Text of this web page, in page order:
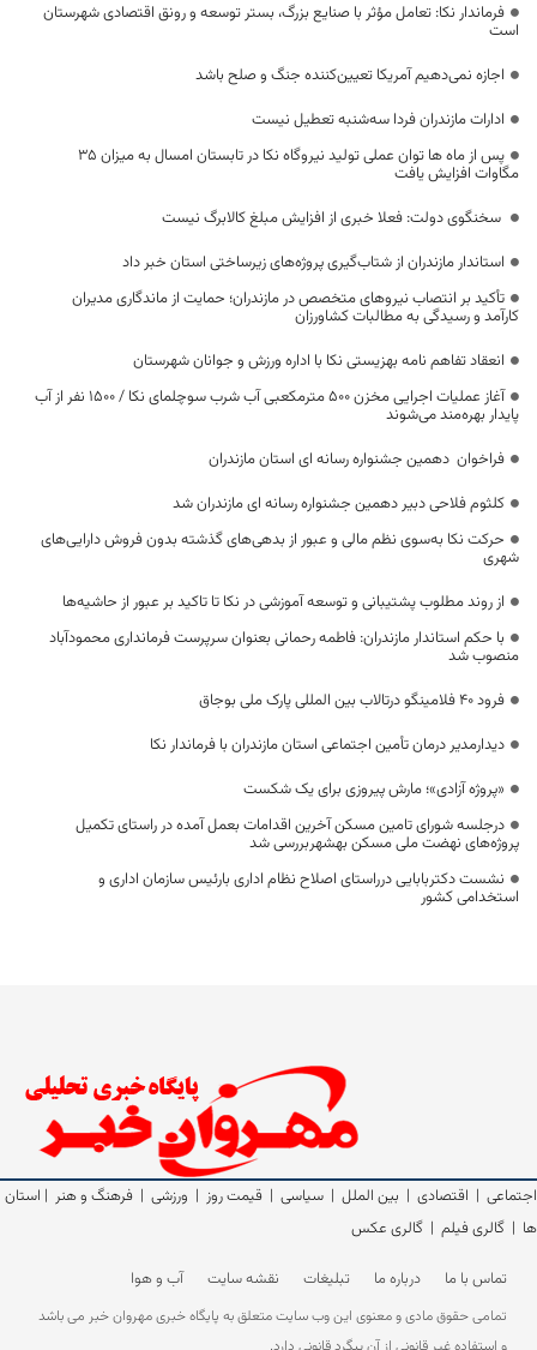
فرماندار نکا: تعامل مؤثر با صنایع بزرگ، بستر توسعه و رونق اقتصادی شهرستان
است
اجازه نمی‌دهیم آمریکا تعیین‌کننده جنگ و صلح باشد
ادارات مازندران فردا سه‌شنبه تعطیل نیست
پس از ماه ها توان عملی تولید نیروگاه نکا در تابستان امسال به میزان ۳۵
مگاوات افزایش یافت
سخنگوی دولت: فعلا خبری از افزایش مبلغ کالابرگ نیست
استاندار مازندران از شتاب‌گیری پروژه‌های زیرساختی استان خبر داد
تأکید بر انتصاب نیروهای متخصص در مازندران؛ حمایت از ماندگاری مدیران
کارآمد و رسیدگی به مطالبات کشاورزان
انعقاد تفاهم نامه بهزیستی نکا با اداره ورزش و جوانان شهرستان
آغاز عملیات اجرایی مخزن ۵۰۰ مترمکعبی آب شرب سوچلمای نکا / ۱۵۰۰ نفر از آب
پایدار بهره‌مند می‌شوند
فراخوان دهمین جشنواره رسانه ای استان مازندران
کلثوم فلاحی دبیر دهمین جشنواره رسانه ای مازندران شد
حرکت نکا به‌سوی نظم مالی و عبور از بدهی‌های گذشته بدون فروش دارایی‌های
شهری
از روند مطلوب پشتیبانی و توسعه آموزشی در نکا تا تاکید بر عبور از حاشیه‌ها
با حکم استاندار مازندران: فاطمه رحمانی بعنوان سرپرست فرمانداری محمودآباد
منصوب شد
فرود ۴۰ فلامینگو درتالاب بین المللی پارک ملی بوجاق
دیدارمدیر درمان تأمین اجتماعی استان مازندران با فرماندار نکا
«پروژه آزادی»؛ مارش پیروزی برای یک شکست
درجلسه شورای تامین مسکن آخرین اقدامات بعمل آمده در راستای تکمیل
پروژه‌های نهضت ملی مسکن بهشهربررسی شد
نشست دکتربابایی درراستای اصلاح نظام اداری بارئیس سازمان اداری و
استخدامی کشور
اجتماعی | اقتصادی | بین الملل | سیاسی | قیمت روز | ورزشی | فرهنگ و هنر | استان
ها | گالری فیلم | گالری عکس
تماس با ما درباره ما تبلیغات نقشه سایت آب و هوا
تمامی حقوق مادی و معنوی این وب سایت متعلق به پایگاه خبری مهروان خبر می باشد